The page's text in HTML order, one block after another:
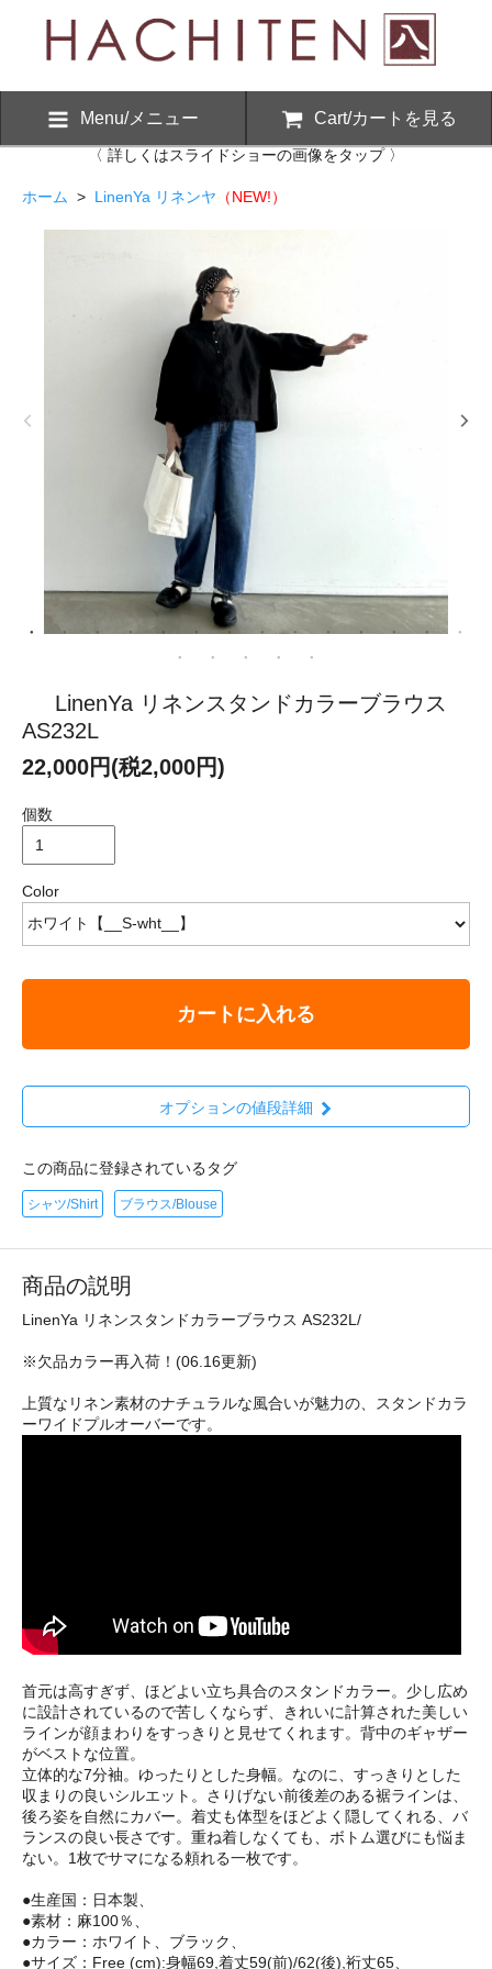
Menu/メニュー Cart/カートを見る
〈 詳しくはスライドショーの画像をタップ 〉
ホーム > LinenYa リネンヤ （NEW!）
LinenYa リネンスタンドカラーブラウス
AS232L
22,000円(税2,000円)
個数
Color
カートに入れる
オプションの値段詳細
この商品に登録されているタグ
シャツ/Shirt ブラウス/Blouse
商品の説明
LinenYa リネンスタンドカラーブラウス AS232L/
※欠品カラー再入荷！(06.16更新)
上質なリネン素材のナチュラルな風合いが魅力の、スタンドカラ
ーワイドプルオーバーです。
首元は高すぎず、ほどよい立ち具合のスタンドカラー。少し広め
に設計されているので苦しくならず、きれいに計算された美しい
ラインが顔まわりをすっきりと見せてくれます。背中のギャザー
がベストな位置。
立体的な7分袖。ゆったりとした身幅。なのに、すっきりとした
収まりの良いシルエット。さりげない前後差のある裾ラインは、
後ろ姿を自然にカバー。着丈も体型をほどよく隠してくれる、バ
ランスの良い長さです。重ね着しなくても、ボトム選びにも悩ま
ない。1枚でサマになる頼れる一枚です。
●生産国：日本製、
●素材：麻100％、
●カラー：ホワイト、ブラック、
●サイズ：Free (cm):身幅69,着丈59(前)/62(後),裄丈65、